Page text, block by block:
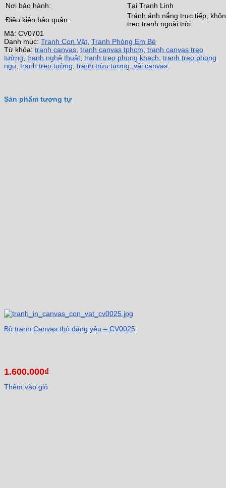
Nơi bảo hành:
Tại Tranh Linh
Điều kiện bảo quản:
Tránh ánh nắng trực tiếp,
treo tranh ngoài trời
Mã: CV0701
Danh mục: Tranh Con Vật Tranh Phòng Em Bé
Từ khóa: tranh canvas tranh canvas tphcm tranh canvas treo
tường tranh nghệ thuật tranh treo phong khach tranh treo phong
ngu tranh treo tường tranh trừu tượng vải canvas
Sản phẩm tương tự
Bộ tranh Canvas thỏ đáng yêu – CV0025
1.600.000₫
Thêm vào giỏ